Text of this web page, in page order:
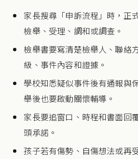
家長搜尋「申訴流程」時，正
檢舉、受理、調和或調查。
檢舉書要寫清楚檢舉人、聯絡
級、事件內容和證據。
學校知悉疑似事件後有通報與
舉後也要啟動關懷輔導。
家長要追窗口、時程和書面回
頭承諾。
孩子若有傷勢、自傷想法或再